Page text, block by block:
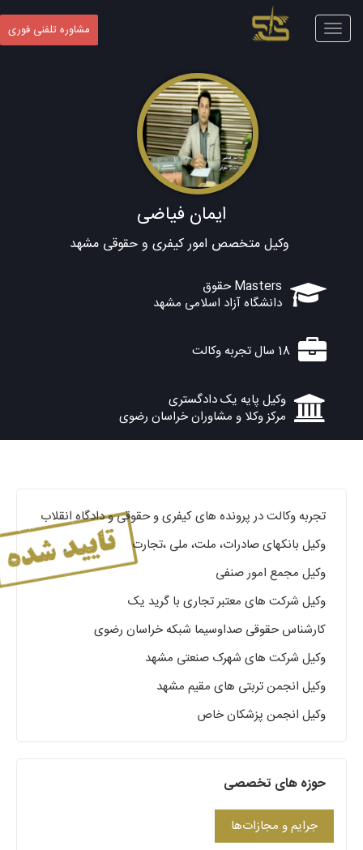
Toggle
navigation
مشاوره تلفنی فوری
ایمان فیاضی
وکیل متخصص امور کیفری و حقوقی مشهد
Masters حقوق
دانشگاه آزاد اسلامی مشهد
18 سال تجربه وکالت
وکیل پایه یک دادگستری
مرکز وکلا و مشاوران خراسان رضوی
تجربه وکالت در پرونده های کیفری و حقوقی و دادگاه انقلاب
وکیل بانکهای صادرات، ملت، ملی ،تجارت
وکیل مجمع امور صنفی
وکیل شرکت های معتبر تجاری با گرید یک
کارشناس حقوقی صداوسیما شبکه خراسان رضوی
وکیل شرکت های شهرک صنعتی مشهد
وکیل انجمن تربتی های مقیم مشهد
وکیل انجمن پزشکان خاص
حوزه های تخصصی
جرایم و مجازات‌ها